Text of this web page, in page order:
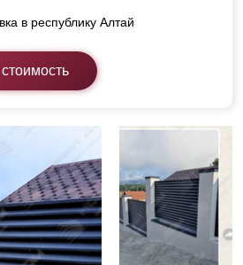
в республику Алтай